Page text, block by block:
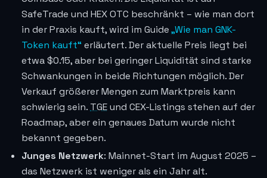
SafeTrade und HEX OTC beschränkt – wie man dort
in der Praxis kauft, wird im Guide„Wie man GNK-
Token kauft“erläutert. Der aktuelle Preis liegt bei
etwa$0.15, aber bei geringer Liquidität sind starke
Schwankungen in beide Richtungen möglich. Der
Verkauf größerer Mengen zum Marktpreis kann
schwierig sein. TGEund CEX-Listings stehen auf der
Roadmap, aber ein genaues Datum wurde nicht
bekannt gegeben.
Junges Netzwerk: Mainnet-Start im August 2025 –
das Netzwerk ist weniger als ein Jahr alt.